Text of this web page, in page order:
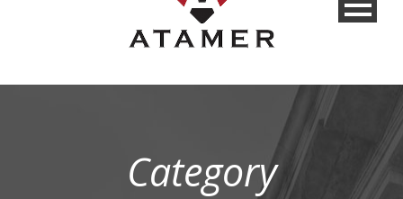
Category